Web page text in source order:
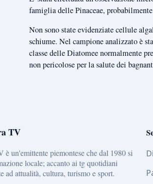
famiglia delle Pinaceae,
Non sono state evidenziate cellule
schiume. Nel campione analizzato è
classe delle Diatomee normalmente
non pericolose per la salute dei
TV
un'emittente piemontese che dal 1980 si
locale; accanto ai tg quotidiani
ad attualità, cultura, turismo e sport.